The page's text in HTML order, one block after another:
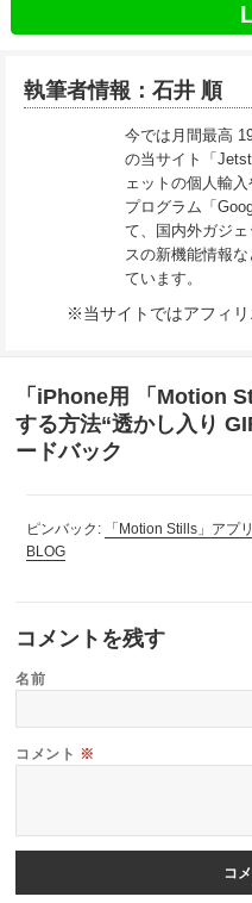
執筆者情報：石井 順
今では月間最高
の当サイト「
ェットの個人輸
プログラム「
て、国内外ガジ
スの新機能情報
ています。
※当サイトではアフィ
「iPhone用 「Motion
する方法“透かし入り
ードバック
ピンバック:
「Motion Stills」アプ
BLOG
コメントを残す
名前
コメント ※